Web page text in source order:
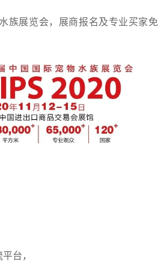
族展览会，展商报名及专业买家免
台，